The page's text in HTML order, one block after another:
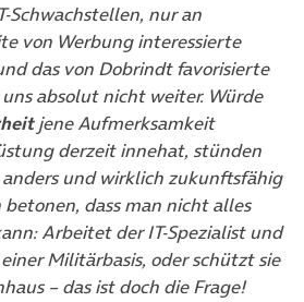
Schwachstellen, nur an
von Werbung interessierte
das von Dobrindt favorisierte
absolut nicht weiter. Würde
jene Aufmerksamkeit
derzeit innehat, stünden
und wirklich zukunftsfähig
dass man nicht alles
Arbeitet der IT-Spezialist und
Militärbasis, oder schützt sie
– das ist doch die Frage!